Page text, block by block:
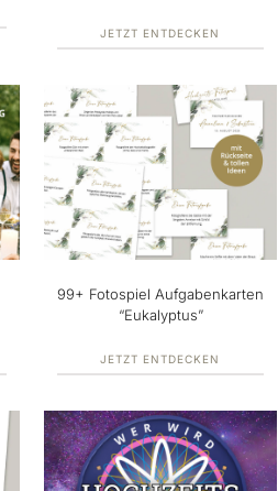
JETZT ENTDECKEN
99+ Fotospiel Aufgabenkarten
“Eukalyptus”
JETZT ENTDECKEN